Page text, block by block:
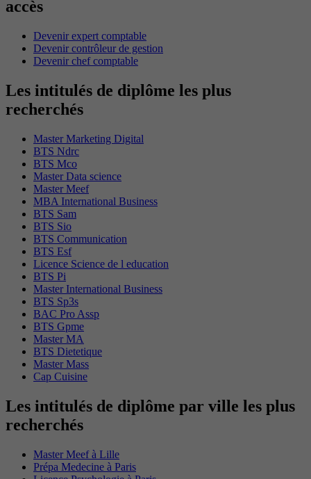
accès
Devenir expert comptable
Devenir contrôleur de gestion
Devenir chef comptable
Les intitulés de diplôme les plus
recherchés
Master Marketing Digital
BTS Ndrc
BTS Mco
Master Data science
Master Meef
MBA International Business
BTS Sam
BTS Sio
BTS Communication
BTS Esf
Licence Science de l education
BTS Pi
Master International Business
BTS Sp3s
BAC Pro Assp
BTS Gpme
Master MA
BTS Dietetique
Master Mass
Cap Cuisine
Les intitulés de diplôme par ville les plus
recherchés
Master Meef à Lille
Prépa Medecine à Paris